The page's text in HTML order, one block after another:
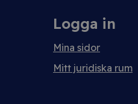
Logga in
Mina sidor
Mitt juridiska rum